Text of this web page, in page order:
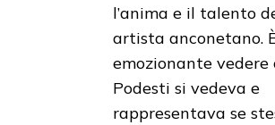
l’anima e il talento
artista anconetano.
emozionante vedere
Podesti si vedeva e
rappresentava se